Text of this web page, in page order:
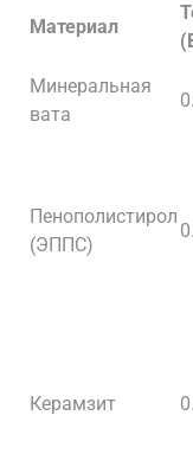
Материал
Минеральная
вата
Пенополистирол
(ЭППС)
Керамзит